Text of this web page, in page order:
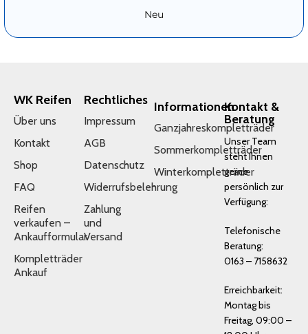
Neu
WK Reifen
Über uns
Kontakt
Shop
FAQ
Reifen
verkaufen –
Ankaufformular
Kompletträder
Ankauf
Rechtliches
Impressum
AGB
Datenschutz
Widerrufsbelehrung
Zahlung
und
Versand
Informationen
Ganzjahreskompletträder
Sommerkompletträder
Winterkompletträder
Kontakt &
Beratung
Unser Team
steht Ihnen
gerne
persönlich zur
Verfügung:
Telefonische
Beratung:
0163 – 7158632
Erreichbarkeit:
Montag bis
Freitag, 09:00 –